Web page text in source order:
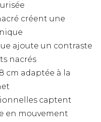
créent une
ajoute un contraste
nacrés
cm adaptée à la
captent
en mouvement